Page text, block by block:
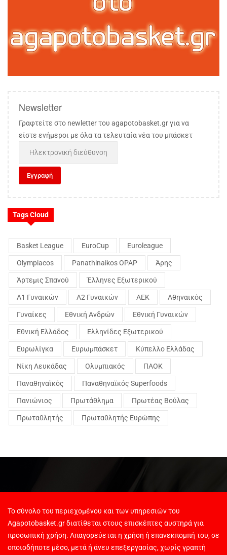
Newsletter
Γραφτείτε στο newletter του agapotobasket.gr για να
είστε ενήμεροι με όλα τα τελευταία νέα του μπάσκετ
Tags Cloud
Basket League EuroCup Euroleague
Olympiacos Panathinaikos OPAP Άρης
Άρτεμις Σπανού Έλληνες Εξωτερικού
Α1 Γυναικών Α2 Γυναικών ΑΕΚ Αθηναικός
Γυναίκες Εθνική Ανδρών Εθνική Γυναικών
Εθνική Ελλάδος Ελληνίδες Εξωτερικού
Ευρωλίγκα Ευρωμπάσκετ Κύπελλο Ελλάδας
Νίκη Λευκάδας Ολυμπιακός ΠΑΟΚ
Παναθηναϊκός Παναθηναϊκός Superfoods
Πανιώνιος Πρωτάθλημα Πρωτέας Βούλας
Πρωταθλητής Πρωταθλητής Ευρώπης
Το σύνολο του περιεχομένου και των υπηρεσιών του
Agapotobasket.gr διατίθεται στους επισκέπτες αυστηρά για
προσωπική χρήση. Απαγορεύεται η χρήση ή επανεκπομπή του, σε
οποιοδήποτε μέσο, μετά ή άνευ επεξεργασίας, χωρίς γραπτή